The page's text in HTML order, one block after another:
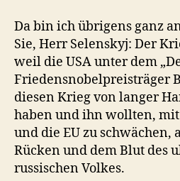
Da bin ich übrigens ganz
Sie, Herr Selenskyj: Der
weil die USA unter dem
Friedensnobelpreisträger
diesen Krieg von langer
haben und ihn wollten,
und die EU zu schwächen,
Rücken und dem Blut des
russischen Volkes.